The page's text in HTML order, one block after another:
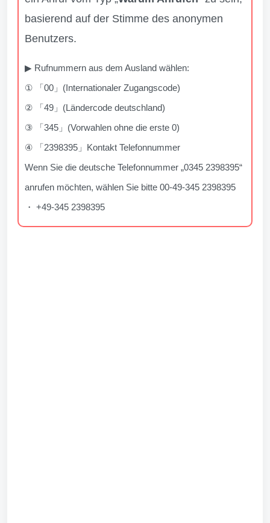
basierend auf der Stimme des anonymen
Benutzers.
▶ Rufnummern aus dem Ausland wählen:
① 「00」(Internationaler Zugangscode)
② 「49」(Ländercode deutschland)
③ 「345」(Vorwahlen ohne die erste 0)
④ 「2398395」Kontakt Telefonnummer
Wenn Sie die deutsche Telefonnummer „0345 2398395“
anrufen möchten, wählen Sie bitte 00-49-345 2398395
・ +49-345 2398395